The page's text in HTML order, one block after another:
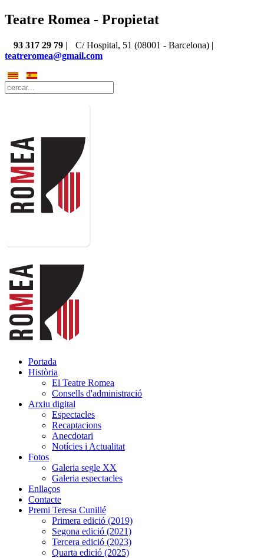
Teatre Romea - Propietat
93 317 29 79 |
C/ Hospital, 51 (08001 - Barcelona) |
teatreromea@gmail.com
Portada
Història
El Teatre Romea
Consells d'administració
Arxiu digital
Espectacles
Recaptacions
Anecdotari
Notícies i Actualitat
Fotos
Galeria segle XX
Galeria espectacles
Enllaços
Contacte
Premi Teresa Cunillé
Primera edició (2019)
Segona edició (2021)
Tercera edició (2023)
Quarta edició (2025)